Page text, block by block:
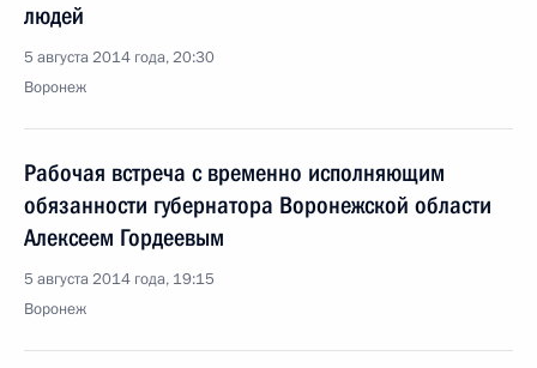
людей
5 августа 2014 года, 20:30
Воронеж
Рабочая встреча с временно исполняющим
обязанности губернатора Воронежской области
Алексеем Гордеевым
5 августа 2014 года, 19:15
Воронеж